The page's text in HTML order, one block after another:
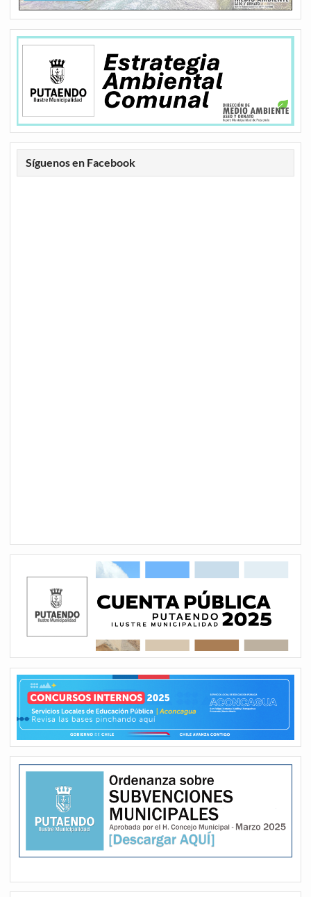
Síguenos en Facebook